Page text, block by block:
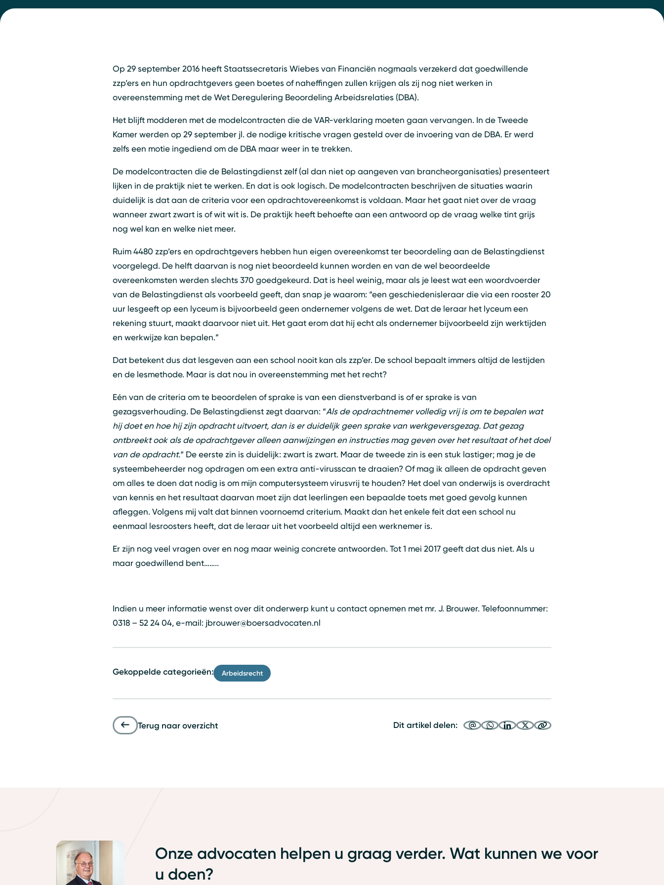
Op 29 september 2016 heeft Staatssecretaris Wiebes van Financiën nogmaals verzekerd dat goedwillende
zzp’ers en hun opdrachtgevers geen boetes of naheffingen zullen krijgen als zij nog niet werken in
overeenstemming met de Wet Deregulering Beoordeling Arbeidsrelaties (DBA).
Het blijft modderen met de modelcontracten die de VAR-verklaring moeten gaan vervangen. In de Tweede
Kamer werden op 29 september jl. de nodige kritische vragen gesteld over de invoering van de DBA. Er werd
zelfs een motie ingediend om de DBA maar weer in te trekken.
De modelcontracten die de Belastingdienst zelf (al dan niet op aangeven van brancheorganisaties) presenteert
lijken in de praktijk niet te werken. En dat is ook logisch. De modelcontracten beschrijven de situaties waarin
duidelijk is dat aan de criteria voor een opdrachtovereenkomst is voldaan. Maar het gaat niet over de vraag
wanneer zwart zwart is of wit wit is. De praktijk heeft behoefte aan een antwoord op de vraag welke tint grijs
nog wel kan en welke niet meer.
Ruim 4480 zzp’ers en opdrachtgevers hebben hun eigen overeenkomst ter beoordeling aan de Belastingdienst
voorgelegd. De helft daarvan is nog niet beoordeeld kunnen worden en van de wel beoordeelde
overeenkomsten werden slechts 370 goedgekeurd. Dat is heel weinig, maar als je leest wat een woordvoerder
van de Belastingdienst als voorbeeld geeft, dan snap je waarom: “een geschiedenisleraar die via een rooster 20
uur lesgeeft op een lyceum is bijvoorbeeld geen ondernemer volgens de wet. Dat de leraar het lyceum een
rekening stuurt, maakt daarvoor niet uit. Het gaat erom dat hij echt als ondernemer bijvoorbeeld zijn werktijden
en werkwijze kan bepalen.”
Dat betekent dus dat lesgeven aan een school nooit kan als zzp’er. De school bepaalt immers altijd de lestijden
en de lesmethode. Maar is dat nou in overeenstemming met het recht?
Eén van de criteria om te beoordelen of sprake is van een dienstverband is of er sprake is van
gezagsverhouding. De Belastingdienst zegt daarvan: “Als de opdrachtnemer volledig vrij is om te bepalen wat
hij doet en hoe hij zijn opdracht uitvoert, dan is er duidelijk geen sprake van werkgeversgezag. Dat gezag
ontbreekt ook als de opdrachtgever alleen aanwijzingen en instructies mag geven over het resultaat of het doel
van de opdracht.“ De eerste zin is duidelijk: zwart is zwart. Maar de tweede zin is een stuk lastiger; mag je de
systeembeheerder nog opdragen om een extra anti-virusscan te draaien? Of mag ik alleen de opdracht geven
om alles te doen dat nodig is om mijn computersysteem virusvrij te houden? Het doel van onderwijs is overdracht
van kennis en het resultaat daarvan moet zijn dat leerlingen een bepaalde toets met goed gevolg kunnen
afleggen. Volgens mij valt dat binnen voornoemd criterium. Maakt dan het enkele feit dat een school nu
eenmaal lesroosters heeft, dat de leraar uit het voorbeeld altijd een werknemer is.
Er zijn nog veel vragen over en nog maar weinig concrete antwoorden. Tot 1 mei 2017 geeft dat dus niet. Als u
maar goedwillend bent……..
Indien u meer informatie wenst over dit onderwerp kunt u contact opnemen met mr. J. Brouwer. Telefoonnummer:
0318 – 52 24 04, e-mail: jbrouwer@boersadvocaten.nl
Gekoppelde categorieën: Arbeidsrecht
Terug naar overzicht Dit artikel delen:
Onze advocaten helpen u graag verder. Wat kunnen we voor
u doen?
Zoeken Sluiten